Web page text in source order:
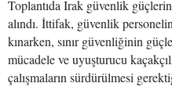
Toplantıda Irak güvenlik
alındı. İttifak, güvenlik
kınarken, sınır güvenliğinin
mücadele ve uyuşturucu
çalışmaların sürdürülmesi